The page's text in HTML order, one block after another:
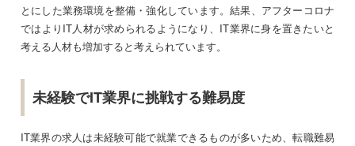
とにした業務環境を整備・強化しています。結果、アフターコロナ
ではよりIT人材が求められるようになり、IT業界に身を置きたいと
考える人材も増加すると考えられています。
未経験でIT業界に挑戦する難易度
IT業界の求人は未経験可能で就業できるものが多いため、転職難易